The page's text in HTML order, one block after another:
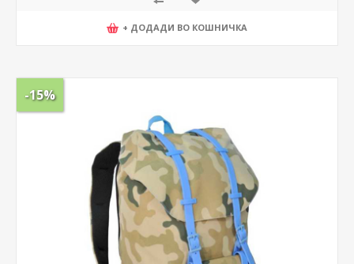
+ ДОДАДИ ВО КОШНИЧКА
-15%